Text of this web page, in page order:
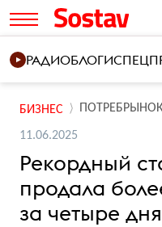
РАДИОБЛОГИ
БИЗНЕС
11.06.2025
Рекордный
продала
за четыре дня